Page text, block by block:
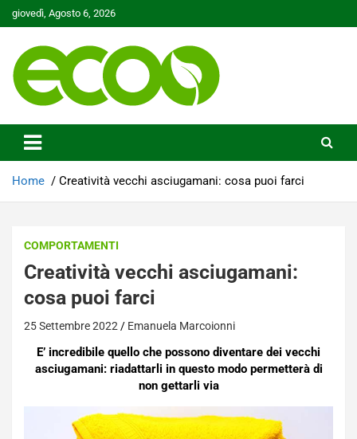
Skip
to
giovedì, Agosto 6, 2026
Ecoo.it
Home Creatività vecchi asciugamani: cosa puoi farci
COMPORTAMENTI
Creatività vecchi asciugamani:
cosa puoi farci
25 Settembre 2022 Emanuela Marcoionni
E’ incredibile quello che possono diventare dei vecchi
asciugamani: riadattarli in questo modo permetterà di
non gettarli via